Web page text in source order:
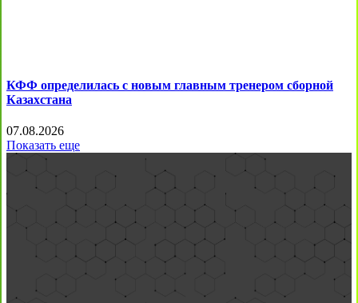
КФФ определилась с новым главным тренером сборной
Казахстана
07.08.2026
Показать еще